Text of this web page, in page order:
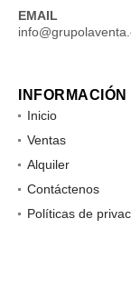
EMAIL
INFORMACIÓN
Inicio
Ventas
Alquiler
Contáctenos
Políticas de